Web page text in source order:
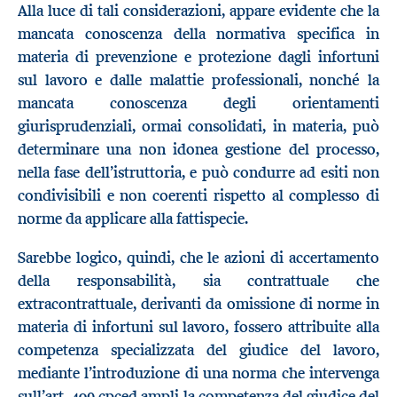
Alla luce di tali considerazioni, appare evidente che la
mancata conoscenza della normativa specifica in
materia di prevenzione e protezione dagli infortuni
sul lavoro e dalle malattie professionali, nonché la
mancata conoscenza degli orientamenti
giurisprudenziali, ormai consolidati, in materia, può
determinare una non idonea gestione del processo,
nella fase dell’istruttoria, e può condurre ad esiti non
condivisibili e non coerenti rispetto al complesso di
norme da applicare alla fattispecie.
Sarebbe logico, quindi, che le azioni di accertamento
della responsabilità, sia contrattuale che
extracontrattuale, derivanti da omissione di norme in
materia di infortuni sul lavoro, fossero attribuite alla
competenza specializzata del giudice del lavoro,
mediante l’introduzione di una norma che intervenga